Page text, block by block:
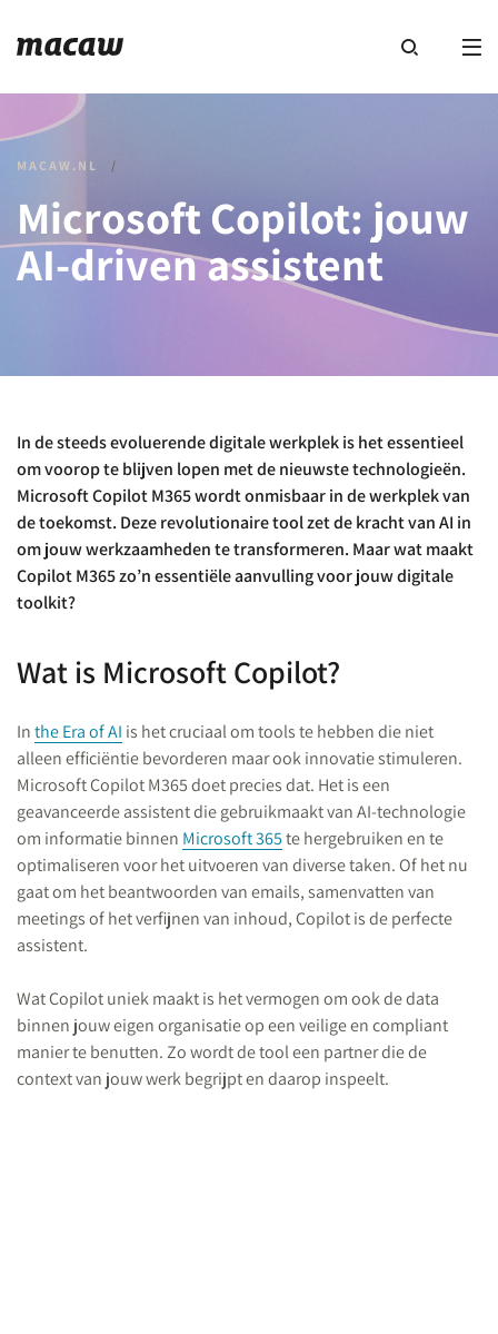
MACAW.NL /
Microsoft Copilot: jouw
AI-driven assistent
In de steeds evoluerende digitale werkplek is het essentieel
om voorop te blijven lopen met de nieuwste technologieën.
Microsoft Copilot M365 wordt onmisbaar in de werkplek van
de toekomst. Deze revolutionaire tool zet de kracht van AI in
om jouw werkzaamheden te transformeren. Maar wat maakt
Copilot M365 zo’n essentiële aanvulling voor jouw digitale
toolkit?
Wat is Microsoft Copilot?
Inthe Era of AI is het cruciaal om tools te hebben die niet
alleen efficiëntie bevorderen maar ook innovatie stimuleren.
Microsoft Copilot M365 doet precies dat. Het is een
geavanceerde assistent die gebruikmaakt van AI-technologie
om informatie binnen Microsoft 365te hergebruiken en te
optimaliseren voor het uitvoeren van diverse taken. Of het nu
gaat om het beantwoorden van emails, samenvatten van
meetings of het verfijnen van inhoud, Copilot is de perfecte
assistent.
Wat Copilot uniek maakt is het vermogen om ook de data
binnen jouw eigen organisatie op een veilige en compliant
manier te benutten. Zo wordt de tool een partner die de
context van jouw werk begrijpt en daarop inspeelt.